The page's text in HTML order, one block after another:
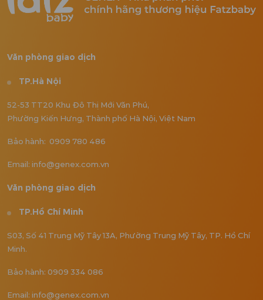
Văn phòng giao dịch
TP.Hà Nội
52-53 TT20 Khu Đô Thị Mới Văn Phú,
Phường Kiến Hưng, Thành phố Hà Nội, Việt Nam
Bảo hành: 0909 780 486
Email: info@genex.com.vn
Văn phòng giao dịch
TP.Hồ Chí Minh
S03, Số 41 Trung Mỹ Tây 13A, Phường Trung Mỹ Tây, TP. Hồ Chí
Minh.
Bảo hành: 0909 334 086
Email: info@genex.com.vn